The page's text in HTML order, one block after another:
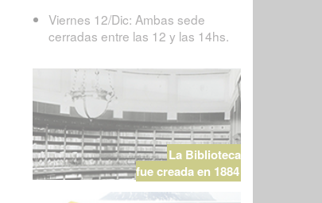
Viernes 12/Dic: Ambas sede
cerradas entre las 12 y las 14hs.
La Biblioteca
fue creada en 1884